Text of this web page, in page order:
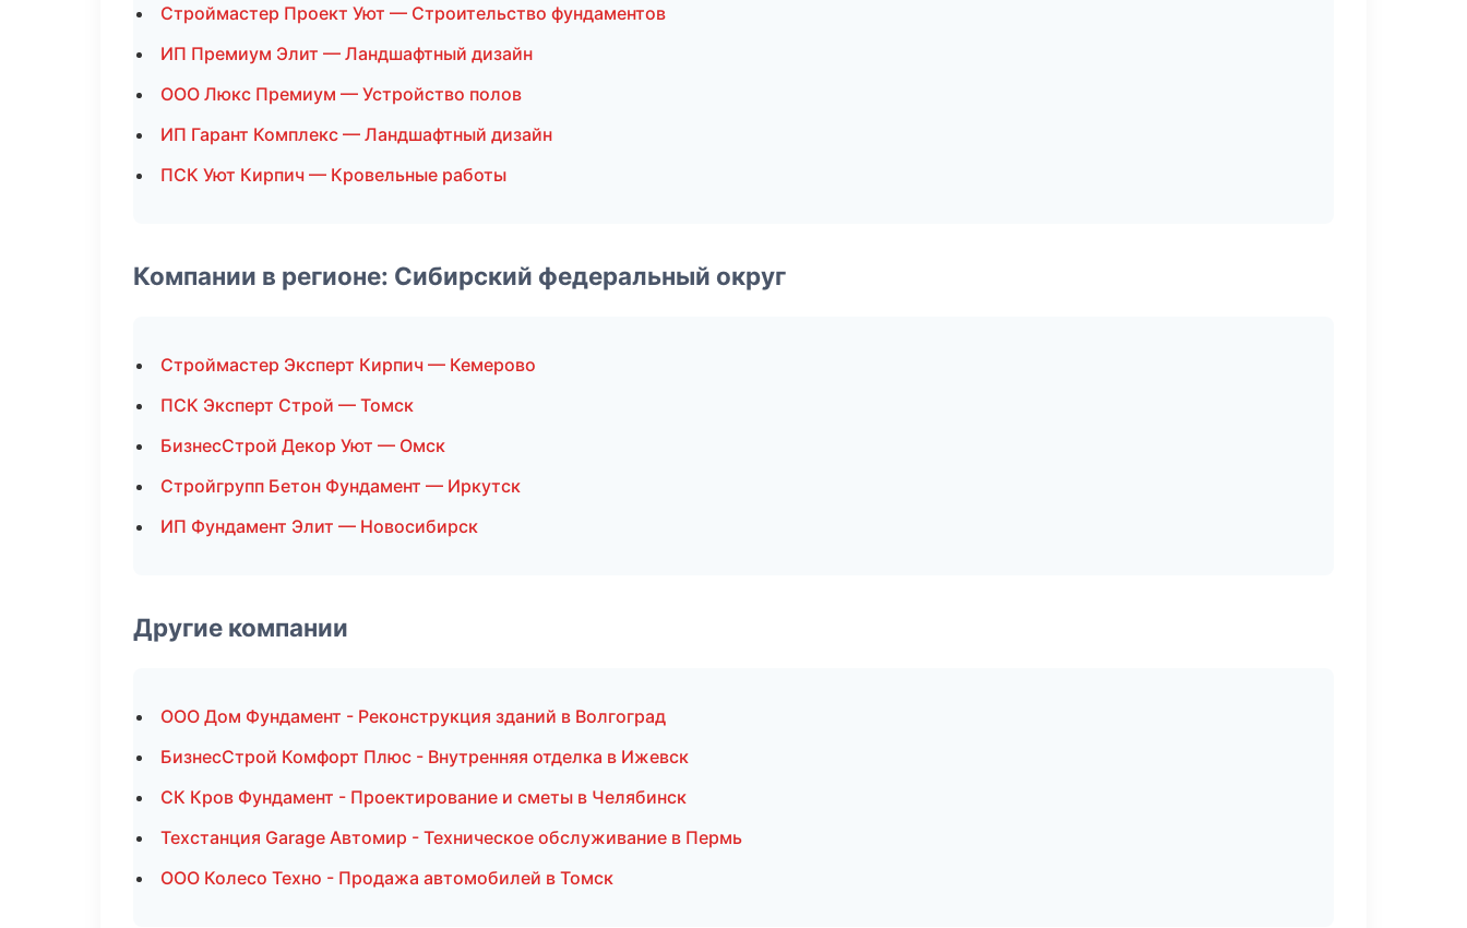
Строймастер Проект Уют — Строительство фундаментов
ИП Премиум Элит — Ландшафтный дизайн
ООО Люкс Премиум — Устройство полов
ИП Гарант Комплекс — Ландшафтный дизайн
ПСК Уют Кирпич — Кровельные работы
Компании в регионе: Сибирский федеральный округ
Строймастер Эксперт Кирпич — Кемерово
ПСК Эксперт Строй — Томск
БизнесСтрой Декор Уют — Омск
Стройгрупп Бетон Фундамент — Иркутск
ИП Фундамент Элит — Новосибирск
Другие компании
ООО Дом Фундамент - Реконструкция зданий в Волгоград
БизнесСтрой Комфорт Плюс - Внутренняя отделка в Ижевск
СК Кров Фундамент - Проектирование и сметы в Челябинск
Техстанция Garage Автомир - Техническое обслуживание в Пермь
ООО Колесо Техно - Продажа автомобилей в Томск